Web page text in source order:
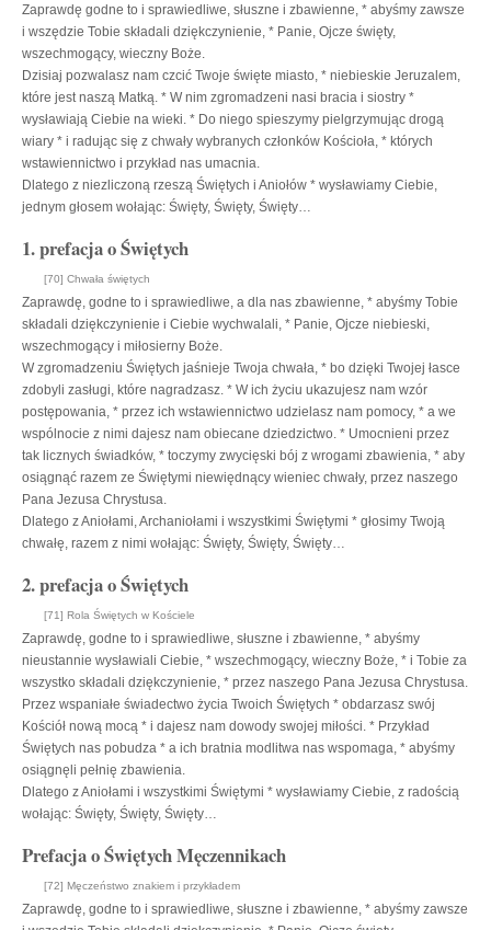
Zaprawdę godne to i sprawiedliwe, słuszne i zbawienne, * abyśmy zawsze
i wszędzie Tobie składali dziękczynienie, * Panie, Ojcze święty,
wszechmogący, wieczny Boże.
Dzisiaj pozwalasz nam czcić Twoje święte miasto, * niebieskie Jeruzalem,
które jest naszą Matką. * W nim zgromadzeni nasi bracia i siostry *
wysławiają Ciebie na wieki. * Do niego spieszymy pielgrzymując drogą
wiary * i radując się z chwały wybranych członków Kościoła, * których
wstawiennictwo i przykład nas umacnia.
Dlatego z niezliczoną rzeszą Świętych i Aniołów * wysławiamy Ciebie,
jednym głosem wołając: Święty, Święty, Święty…
1. prefacja o Świętych
[70] Chwała świętych
Zaprawdę, godne to i sprawiedliwe, a dla nas zbawienne, * abyśmy Tobie
składali dziękczynienie i Ciebie wychwalali, * Panie, Ojcze niebieski,
wszechmogący i miłosierny Boże.
W zgromadzeniu Świętych jaśnieje Twoja chwała, * bo dzięki Twojej łasce
zdobyli zasługi, które nagradzasz. * W ich życiu ukazujesz nam wzór
postępowania, * przez ich wstawiennictwo udzielasz nam pomocy, * a we
wspólnocie z nimi dajesz nam obiecane dziedzictwo. * Umocnieni przez
tak licznych świadków, * toczymy zwycięski bój z wrogami zbawienia, * aby
osiągnąć razem ze Świętymi niewiędnący wieniec chwały, przez naszego
Pana Jezusa Chrystusa.
Dlatego z Aniołami, Archaniołami i wszystkimi Świętymi * głosimy Twoją
chwałę, razem z nimi wołając: Święty, Święty, Święty…
2. prefacja o Świętych
[71] Rola Świętych w Kościele
Zaprawdę, godne to i sprawiedliwe, słuszne i zbawienne, * abyśmy
nieustannie wysławiali Ciebie, * wszechmogący, wieczny Boże, * i Tobie za
wszystko składali dziękczynienie, * przez naszego Pana Jezusa Chrystusa.
Przez wspaniałe świadectwo życia Twoich Świętych * obdarzasz swój
Kościół nową mocą * i dajesz nam dowody swojej miłości. * Przykład
Świętych nas pobudza * a ich bratnia modlitwa nas wspomaga, * abyśmy
osiągnęli pełnię zbawienia.
Dlatego z Aniołami i wszystkimi Świętymi * wysławiamy Ciebie, z radością
wołając: Święty, Święty, Święty…
Prefacja o Świętych Męczennikach
[72] Męczeństwo znakiem i przykładem
Zaprawdę, godne to i sprawiedliwe, słuszne i zbawienne, * abyśmy zawsze